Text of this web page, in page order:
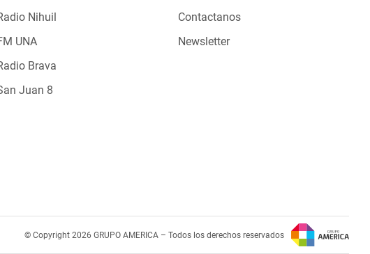
Nihuil
UNA
Brava
Juan 8
Contactanos
Newsletter
© Copyright 2026 GRUPO AMERICA – Todos los derechos reservados